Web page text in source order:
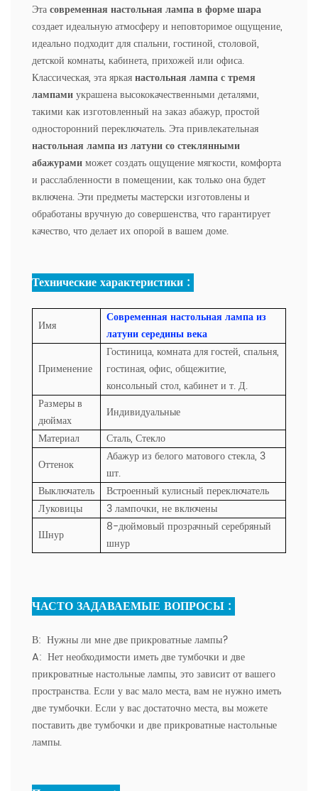
Этасовременная настольная лампа в форме шара
создает идеальную атмосферу и неповторимое ощущение,
идеально подходит для спальни, гостиной, столовой,
детской комнаты, кабинета, прихожей или офиса.
Классическая, эта яркаянастольная лампа с тремя
лампамиукрашена высококачественными деталями,
такими как изготовленный на заказ абажур, простой
односторонний переключатель. Эта привлекательная
настольная лампа из латуни со стеклянными
абажурамиможет создать ощущение мягкости, комфорта
и расслабленности в помещении, как только она будет
включена. Эти предметы мастерски изготовлены и
обработаны вручную до совершенства, что гарантирует
качество, что делает их опорой в вашем доме.
Технические характеристики :
Имя
Современная настольная лампа из
латуни середины века
Применение
Гостиница, комната для гостей, спальня,
гостиная, офис, общежитие,
консольный стол, кабинет и т. Д.
Размеры в
дюймах
Индивидуальные
Материал
Сталь, Стекло
Оттенок
Абажур из белого матового стекла, 3
шт.
Выключатель
Встроенный кулисный переключатель
Луковицы
3 лампочки, не включены
Шнур
8-дюймовый прозрачный серебряный
шнур
ЧАСТО ЗАДАВАЕМЫЕ ВОПРОСЫ :
В: Нужны ли мне две прикроватные лампы?
A: Нет необходимости иметь две тумбочки и две
прикроватные настольные лампы, это зависит от вашего
пространства. Если у вас мало места, вам не нужно иметь
две тумбочки. Если у вас достаточно места, вы можете
поставить две тумбочки и две прикроватные настольные
лампы.